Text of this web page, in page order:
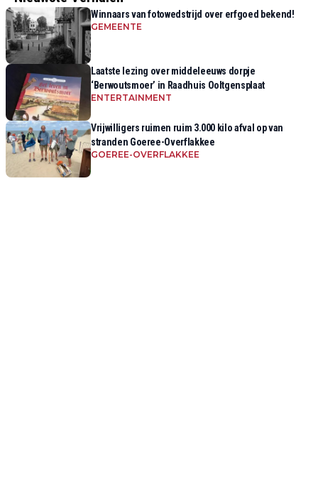
Winnaars van fotowedstrijd over erfgoed bekend!
GEMEENTE
Laatste lezing over middeleeuws dorpje
‘Berwoutsmoer’ in Raadhuis Ooltgensplaat
ENTERTAINMENT
Vrijwilligers ruimen ruim 3.000 kilo afval op van
stranden Goeree-Overflakkee
GOEREE-OVERFLAKKEE